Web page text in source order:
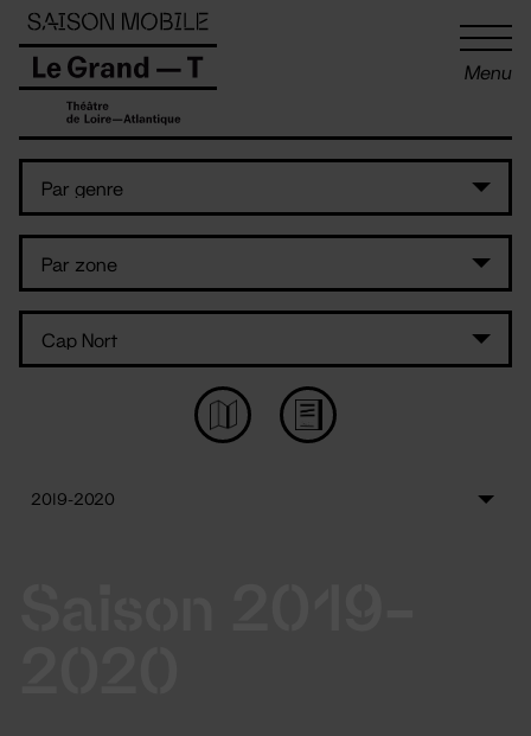
Menu
Panneau de gestion des cookies